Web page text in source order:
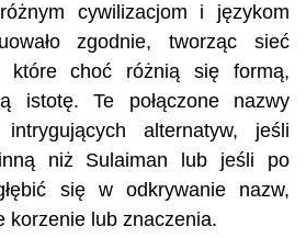
cywilizacjom i językom
zgodnie, tworząc sieć
które choć różnią się formą,
istotę. Te połączone nazwy
alternatyw, jeśli
niż Sulaiman lub jeśli po
się w odkrywanie nazw,
korzenie lub znaczenia.